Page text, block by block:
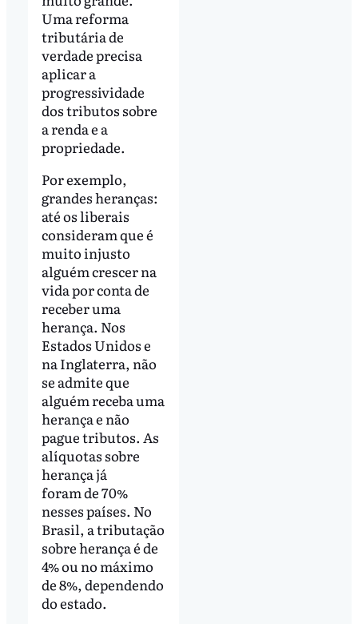
Uma reforma
tributária de
verdade precisa
aplicar a
progressividade
dos tributos sobre
a renda e a
propriedade.
Por exemplo,
grandes heranças:
até os liberais
consideram que é
muito injusto
alguém crescer na
vida por conta de
receber uma
herança. Nos
Estados Unidos e
na Inglaterra, não
se admite que
alguém receba uma
herança e não
pague tributos. As
alíquotas sobre
herança já
foram de 70%
nesses países. No
Brasil, a tributação
sobre herança é de
4% ou no máximo
de 8%, dependendo
do estado.